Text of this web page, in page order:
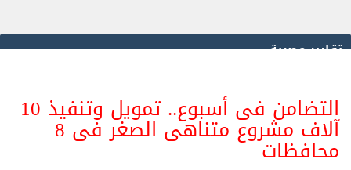
تقارير مصرية
التضامن فى أسبوع.. تمويل وتنفيذ 10
آلاف مشروع متناهى الصغر فى 8
محافظات